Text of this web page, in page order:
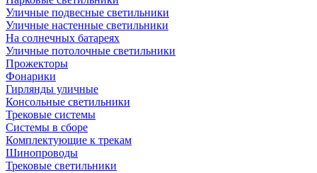
Уличные подвесные светильники
Уличные настенные светильники
На солнечных батареях
Уличные потолочные светильники
Прожекторы
Фонарики
Гирлянды уличные
Консольные светильники
Трековые системы
Системы в сборе
Комплектующие к трекам
Шинопроводы
Трековые светильники